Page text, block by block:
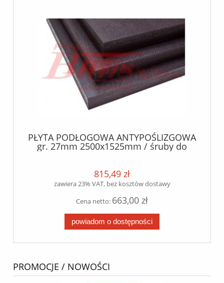
PŁYTA PODŁOGOWA ANTYPOŚLIZGOWA
gr. 27mm 2500x1525mm / śruby do
płyty / 54.844 kg / sklejka brzozowa /
815,49 zł
zawiera 23% VAT, bez kosztów dostawy
Cena netto: 663,00 zł
powiadom o dostępności
PROMOCJE / NOWOŚCI